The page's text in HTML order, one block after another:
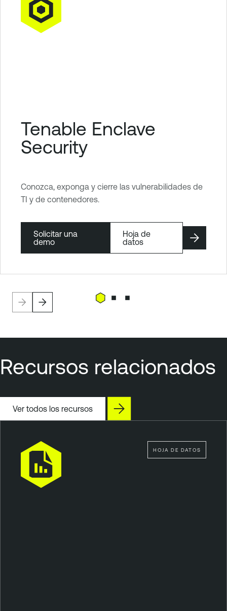
Tenable Enclave
Security
Conozca, exponga y cierre las vulnerabilidades de
TI y de contenedores.
Solicitar una
demo
Hoja de
datos
Recursos relacionados
Ver todos los recursos
HOJA DE DATOS